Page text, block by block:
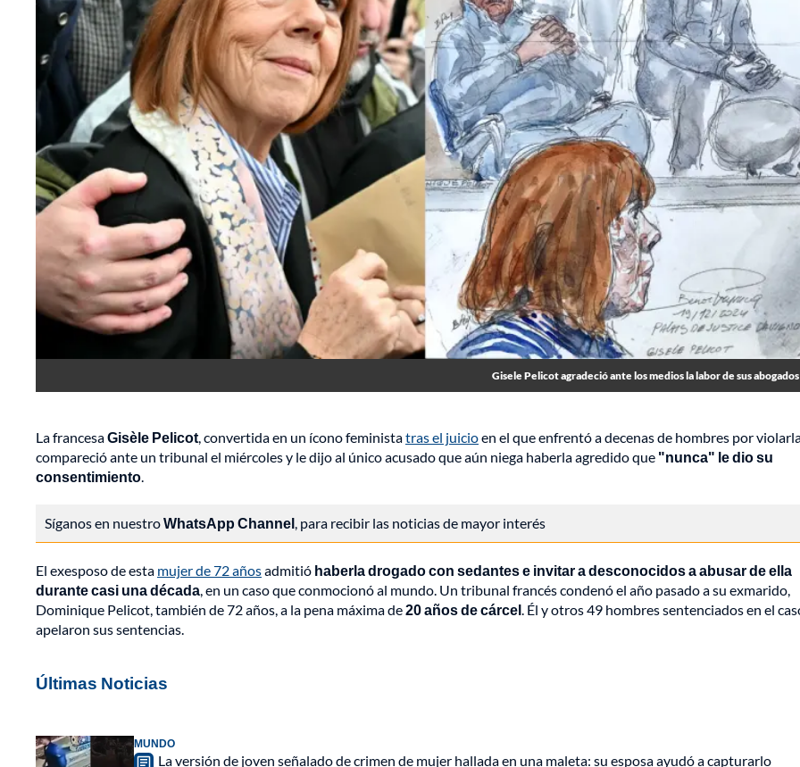
Gisele Pelicot agradeció ante los medios la labor de sus
La francesaGisèle Pelicot, convertida en un ícono feministatras el juicioen el que enfrentó a decenas de hombres por
compareció ante un tribunal el miércoles y le dijo al único acusado que aún niega haberla agredido que "nunca" le dio su
consentimiento.
Síganos en nuestroWhatsApp Channel, para recibir las noticias de mayor interés
El exesposo de esta mujer de 72 añosadmitió haberla drogado con sedantes e invitar a desconocidos a abusar de ella
durante casi una década, en un caso que conmocionó al mundo. Un tribunal francés condenó el año pasado a su exmarido,
Dominique Pelicot, también de 72 años, a la pena máxima de20 años de cárcel. Él y otros 49 hombres sentenciados en el
apelaron sus sentencias.
Últimas Noticias
MUNDO
La versión de joven señalado de crimen de mujer hallada en una maleta: su esposa ayudó a capturarlo